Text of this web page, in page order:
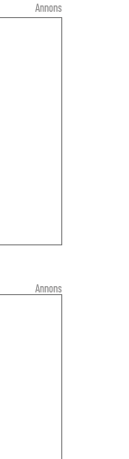
Annons
Annons